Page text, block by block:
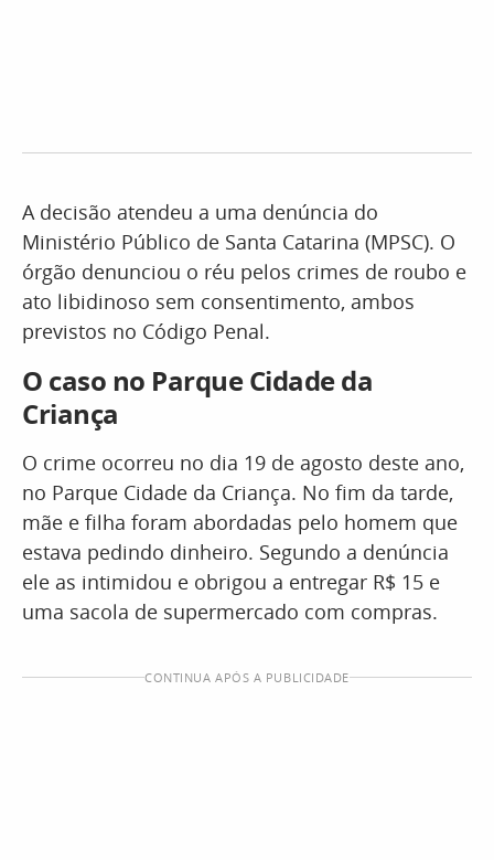
A decisão atendeu a uma denúncia do
Ministério Público de Santa Catarina (MPSC). O
órgão denunciou o réu pelos crimes de roubo e
ato libidinoso sem consentimento, ambos
previstos no Código Penal.
O caso no Parque Cidade da
Criança
O crime ocorreu no dia 19 de agosto deste ano,
no Parque Cidade da Criança. No fim da tarde,
mãe e filha foram abordadas pelo homem que
estava pedindo dinheiro. Segundo a denúncia
ele as intimidou e obrigou a entregar R$ 15 e
uma sacola de supermercado com compras.
CONTINUA APÓS A PUBLICIDADE